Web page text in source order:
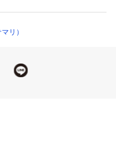
イドとストラップにはブ
ゅう糸を組み合わせてい
どこかクラシカルで洗練
リ）